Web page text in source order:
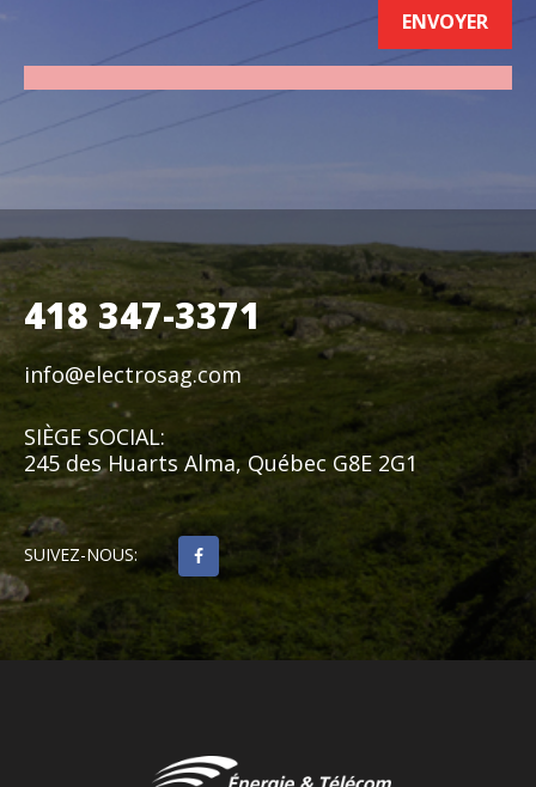
418 347-3371
info@electrosag.com
SIÈGE SOCIAL:
245 des Huarts Alma, Québec G8E 2G1
SUIVEZ-NOUS: